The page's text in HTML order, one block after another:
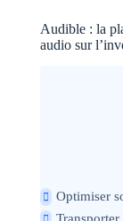
Audible : la
audio sur
Optimiser